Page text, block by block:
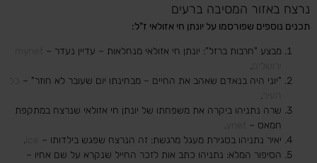
נרצח באזור המסיבה ברעים
תכנים נוספים שפורסמו על יונתן חי אזולאי ז"ל:
מבצע "חרבות ברזל": יונתן חי אזולאי מנחלאות – עדיין נעדר –
.
"יוני היה בנאדם שאהב את החיים – מבחינתו יום שעובר לא חוזר" –
.
שרה נתניהו ביקרה את משפחתו של יונתן חי אזולאי שנרצח במתקפת
חמאס –
.
יאיר נתניהו בסגירת מעגל מרגשת: זה הנרצח שפגש בילדותו –
.
הסיפור המלא: נתניהו כתב אות לזכר החייל שנקרא על שם אחיו –